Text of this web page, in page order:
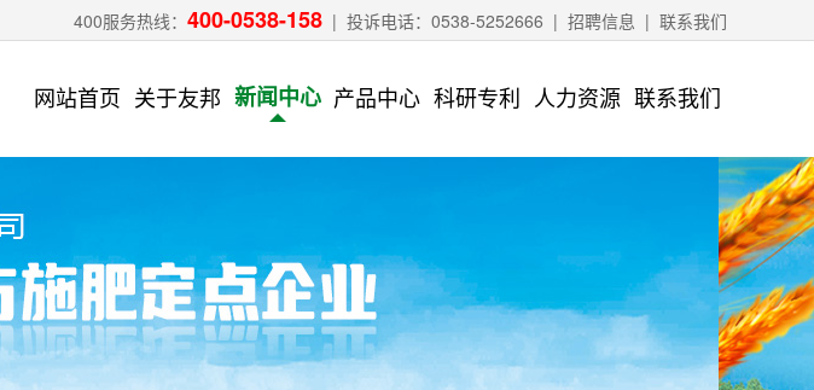
400服务热线： 400-0538-158 | 投诉电话：0538-5252666 | 招聘信息 | 联系我们
网站首页 关于友邦 新闻中心 产品中心 科研专利 人力资源 联系我们